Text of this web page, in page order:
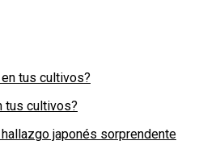
tus cultivos?